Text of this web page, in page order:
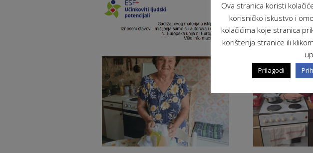
Ova stranica koristi
korisničko iskustvo i
kolačićima koje stranica
korištenja stranice ili
Prilagodi